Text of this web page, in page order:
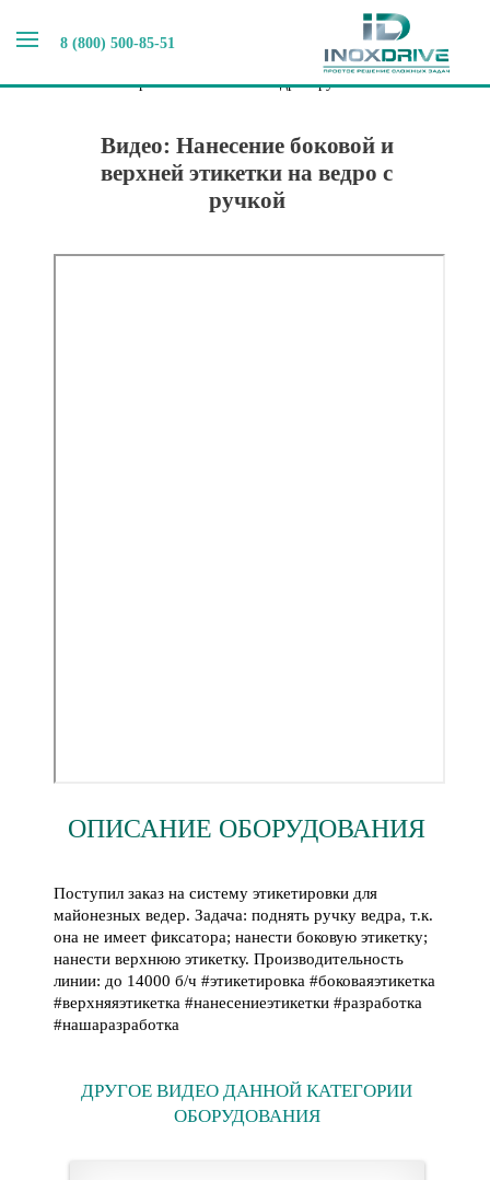
8 (800) 500-85-51
Главная > Видео выпускаемого оборудования > Видео
Видео: Нанесение
боковой и верхней этикетки на ведро с ручкой
Видео: Нанесение боковой и
верхней этикетки на ведро с
ручкой
ОПИСАНИЕ ОБОРУДОВАНИЯ
Поступил заказ на систему этикетировки для
майонезных ведер. Задача: поднять ручку ведра, т.к.
она не имеет фиксатора; нанести боковую этикетку;
нанести верхнюю этикетку. Производительность
линии: до 14000 б/ч #этикетировка #боковаяэтикетка
#верхняяэтикетка #нанесениеэтикетки #разработка
#нашаразработка
ДРУГОЕ ВИДЕО ДАННОЙ КАТЕГОРИИ
ОБОРУДОВАНИЯ